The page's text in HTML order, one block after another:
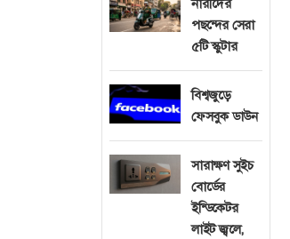
পছন্দের সেরা
৫টি স্কুটার
বিশ্বজুড়ে
ফেসবুক ডাউন
সারাক্ষণ সুইচ
বোর্ডের
ইন্ডিকেটর
লাইট জ্বলে,